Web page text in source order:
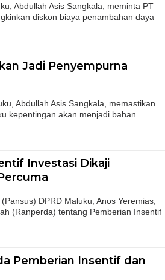
Abdullah Asis Sangkala, meminta PT
diskon biaya penambahan daya
Jadi Penyempurna
Abdullah Asis Sangkala, memastikan
kepentingan akan menjadi bahan
Investasi Dikaji
DPRD Maluku, Anos Yeremias,
(Ranperda) tentang Pemberian Insentif
Pemberian Insentif dan